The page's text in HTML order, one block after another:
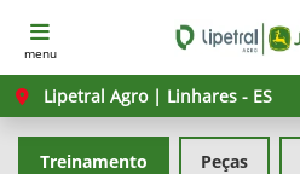
menu
Lipetral Agro | Linhares - ES
Peças
Treinamento